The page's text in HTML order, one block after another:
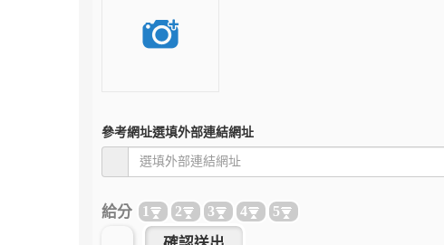
參考網址選填外部連結網址
給分 1 2 3 4 5